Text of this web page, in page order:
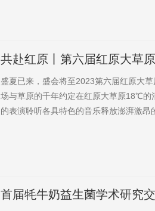
共赴红原丨第六届红原大草
盛夏已来，盛会将至2023第六届红原大
场与草原的千年约定在红原大草原18℃
的表演聆听各具特色的音乐释放澎湃激
首届牦牛奶益生菌学术研究